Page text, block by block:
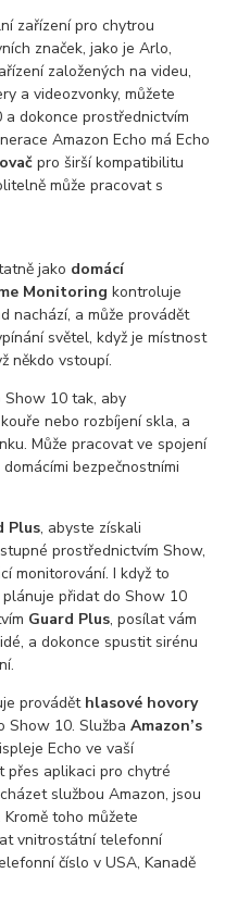
zařízení pro chytrou
značek, jako je Arlo,
založených na videu,
a videozvonky, můžete
dokonce prostřednictvím
Amazon Echo má Echo
pro širší kompatibilitu
může pracovat s
jako domácí
Monitoring kontroluje
nachází, a může provádět
světel, když je místnost
někdo vstoupí.
Show 10 tak, aby
nebo rozbíjení skla, a
Může pracovat ve spojení
bezpečnostními
Plus, abyste získali
prostřednictvím Show,
monitorování. I když to
přidat do Show 10
Guard Plus, posílat vám
a dokonce spustit sirénu
provádět hlasové hovory
Show 10. SlužbaAmazon’s
Echo ve vaší
přes aplikaci pro chytré
službou Amazon, jsou
Kromě toho můžete
vnitrostátní telefonní
číslo v USA, Kanadě